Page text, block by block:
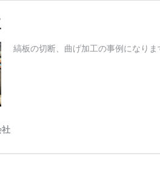
縞板の切断、曲げ加工の事例になりま
社